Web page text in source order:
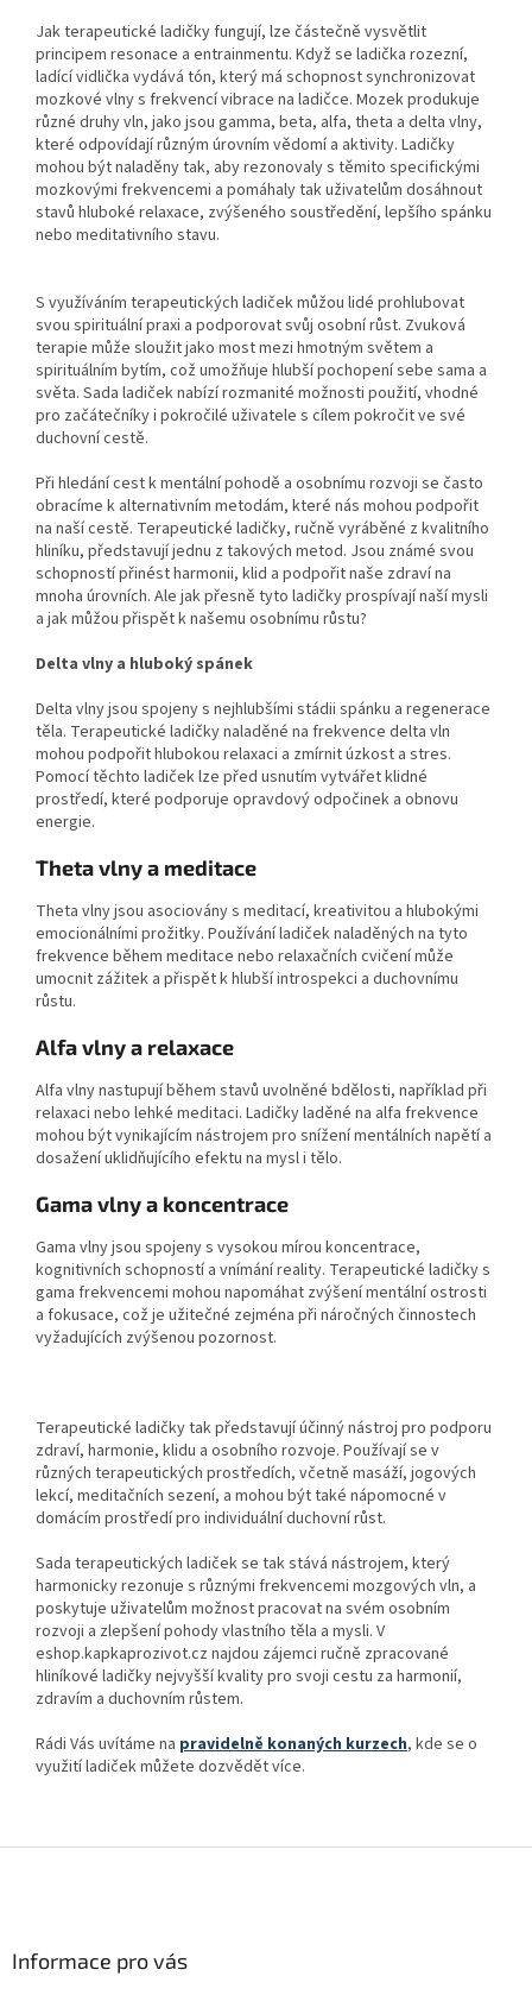
Jak terapeutické ladičky fungují, lze částečně vysvětlit
principem resonace a entrainmentu. Když se ladička rozezní,
ladící vidlička vydává tón, který má schopnost synchronizovat
mozkové vlny s frekvencí vibrace na ladičce. Mozek produkuje
různé druhy vln, jako jsou gamma, beta, alfa, theta a delta vlny,
které odpovídají různým úrovním vědomí a aktivity. Ladičky
mohou být naladěny tak, aby rezonovaly s těmito specifickými
mozkovými frekvencemi a pomáhaly tak uživatelům dosáhnout
stavů hluboké relaxace, zvýšeného soustředění, lepšího spánku
nebo meditativního stavu.
S využíváním terapeutických ladiček můžou lidé prohlubovat
svou spirituální praxi a podporovat svůj osobní růst. Zvuková
terapie může sloužit jako most mezi hmotným světem a
spirituálním bytím, což umožňuje hlubší pochopení sebe sama a
světa. Sada ladiček nabízí rozmanité možnosti použití, vhodné
pro začátečníky i pokročilé uživatele s cílem pokročit ve své
duchovní cestě.
Při hledání cest k mentální pohodě a osobnímu rozvoji se často
obracíme k alternativním metodám, které nás mohou podpořit
na naší cestě. Terapeutické ladičky, ručně vyráběné z kvalitního
hliníku, představují jednu z takových metod. Jsou známé svou
schopností přinést harmonii, klid a podpořit naše zdraví na
mnoha úrovních. Ale jak přesně tyto ladičky prospívají naší mysli
a jak můžou přispět k našemu osobnímu růstu?
Delta vlny a hluboký spánek
Delta vlny jsou spojeny s nejhlubšími stádii spánku a regenerace
těla. Terapeutické ladičky naladěné na frekvence delta vln
mohou podpořit hlubokou relaxaci a zmírnit úzkost a stres.
Pomocí těchto ladiček lze před usnutím vytvářet klidné
prostředí, které podporuje opravdový odpočinek a obnovu
energie.
Theta vlny a meditace
Theta vlny jsou asociovány s meditací, kreativitou a hlubokými
emocionálními prožitky. Používání ladiček naladěných na tyto
frekvence během meditace nebo relaxačních cvičení může
umocnit zážitek a přispět k hlubší introspekci a duchovnímu
růstu.
Alfa vlny a relaxace
Alfa vlny nastupují během stavů uvolněné bdělosti, například při
relaxaci nebo lehké meditaci. Ladičky laděné na alfa frekvence
mohou být vynikajícím nástrojem pro snížení mentálních napětí a
dosažení uklidňujícího efektu na mysl i tělo.
Gama vlny a koncentrace
Gama vlny jsou spojeny s vysokou mírou koncentrace,
kognitivních schopností a vnímání reality. Terapeutické ladičky s
gama frekvencemi mohou napomáhat zvýšení mentální ostrosti
a fokusace, což je užitečné zejména při náročných činnostech
vyžadujících zvýšenou pozornost.
Terapeutické ladičky tak představují účinný nástroj pro podporu
zdraví, harmonie, klidu a osobního rozvoje. Používají se v
různých terapeutických prostředích, včetně masáží, jogových
lekcí, meditačních sezení, a mohou být také nápomocné v
domácím prostředí pro individuální duchovní růst.
Sada terapeutických ladiček se tak stává nástrojem, který
harmonicky rezonuje s různými frekvencemi mozgových vln, a
poskytuje uživatelům možnost pracovat na svém osobním
rozvoji a zlepšení pohody vlastního těla a mysli. V
eshop.kapkaprozivot.cz najdou zájemci ručně zpracované
hliníkové ladičky nejvyšší kvality pro svoji cestu za harmonií,
zdravím a duchovním růstem.
Rádi Vás uvítáme na pravidelně konaných kurzech, kde se o
využití ladiček můžete dozvědět více.
Informace pro vás